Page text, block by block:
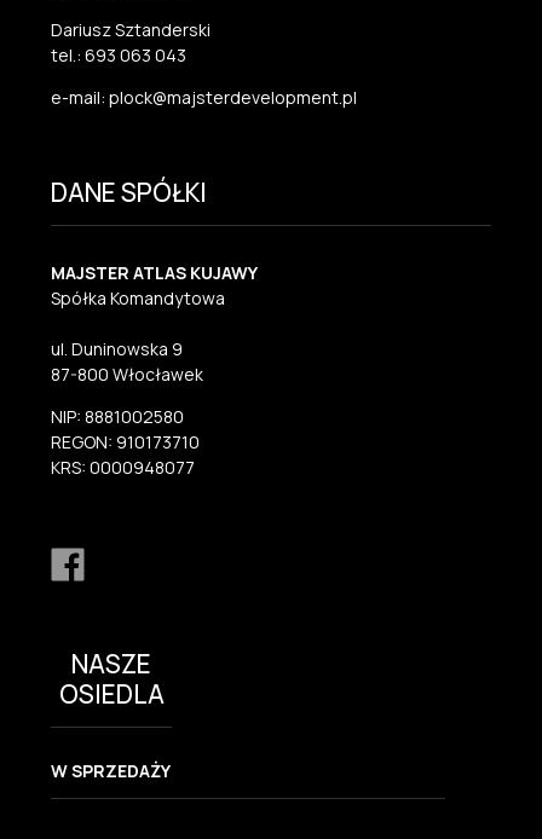
Dariusz Sztanderski
tel.: 693 063 043
e-mail: plock@majsterdevelopment.pl
DANE SPÓŁKI
MAJSTER ATLAS KUJAWY
Spółka Komandytowa
ul. Duninowska 9
87-800 Włocławek
NIP: 8881002580
REGON: 910173710
KRS: 0000948077
NASZE
OSIEDLA
W SPRZEDAŻY